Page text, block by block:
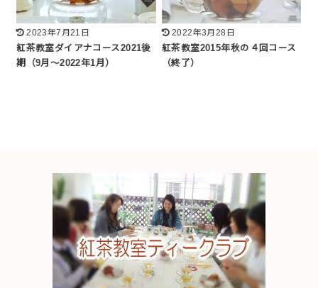
2023年7月21日
紅茶教室ダイアナコース2021後
期（9月～2022年1月）
2022年3月28日
紅茶教室2015年秋の４回コース
（終了）